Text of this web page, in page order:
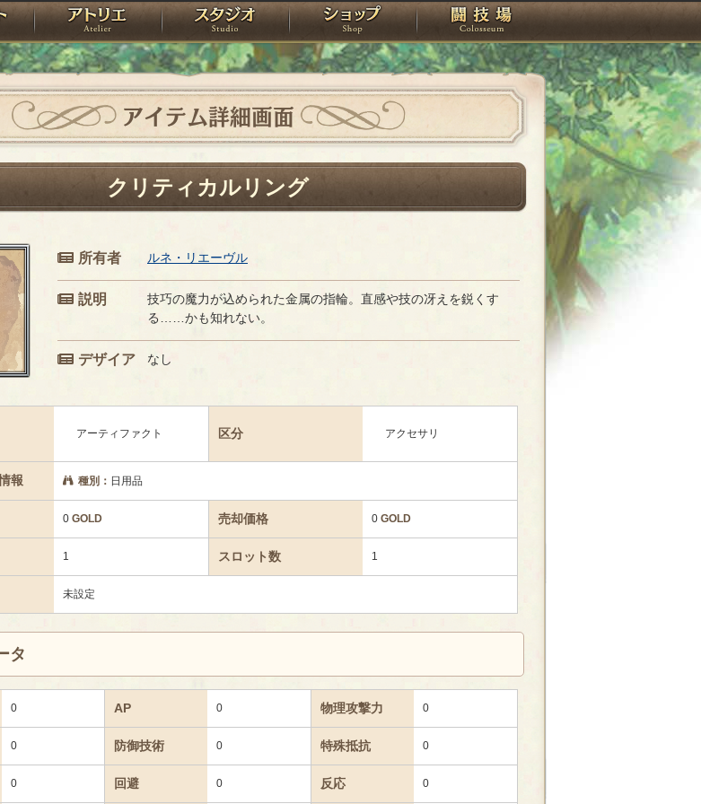
ローレット アトリエ スタジオ ショップ 闘技場
アイテム詳細画面
クリティカルリング
所有者 ルネ・リエーヴル
説明
技巧の魔力が込められた金属の指輪。直感や技の冴えを鋭くす
る……かも知れない。
デザイア なし
アーティファクト 区分 アクセサリ
報 種別： 日用品
0 GOLD 売却価格 0 GOLD
1 スロット数 1
未設定
タ
0 AP 0 物理攻撃力 0
0 防御技術 0 特殊抵抗 0
0 回避 0 反応 0